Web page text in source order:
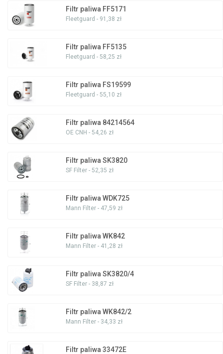
Filtr paliwa FF5171
Fleetguard - 91,38 zł
Filtr paliwa FF5135
Fleetguard - 58,25 zł
Filtr paliwa FS19599
Fleetguard - 55,10 zł
Filtr paliwa 84214564
OE CNH - 54,26 zł
Filtr paliwa SK3820
SF Filter - 52,35 zł
Filtr paliwa WDK725
Mann Filter - 47,59 zł
Filtr paliwa WK842
Mann Filter - 41,28 zł
Filtr paliwa SK3820/4
SF Filter - 38,87 zł
Filtr paliwa WK842/2
Mann Filter - 34,33 zł
Filtr paliwa 33472E